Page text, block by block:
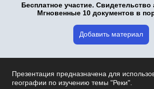
Бесплатное участие. Свидетельство
Мгновенные 10 документов в
Добавить материал
Презентация предназначена для
географии по изучению темы "Реки".